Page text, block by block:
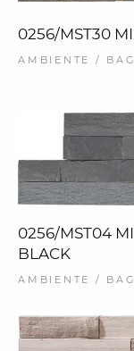
0256/MST30
AMBIENTE /
0256/MST04
BLACK
AMBIENTE /